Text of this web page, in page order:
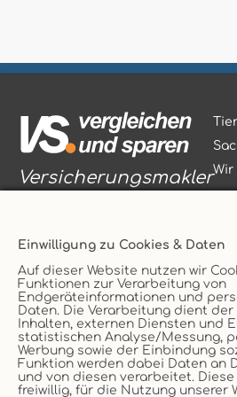
Einwilligung zu Cookies & Daten
Auf dieser Website nutzen wir
Funktionen zur Verarbeitung von
Endgeräteinformationen und
Daten. Die Verarbeitung dient
Inhalten, externen Diensten und
statistischen Analyse/Messung,
Werbung sowie der Einbindung
Funktion werden dabei Daten an
und von diesen verarbeitet.
freiwillig, für die Nutzung unserer
Versicherungsmakler
Vertrag widerrufen
Wir
Service
Kontakt
Unternehmen
Erstinformation
AGB
Datenschutz
Impressum
Cookie